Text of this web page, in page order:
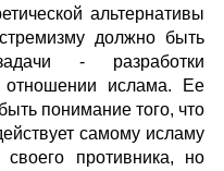
альтернативы
должно быть
- разработки
отношении ислама. Ее
понимание того, что
самому исламу
противника, но